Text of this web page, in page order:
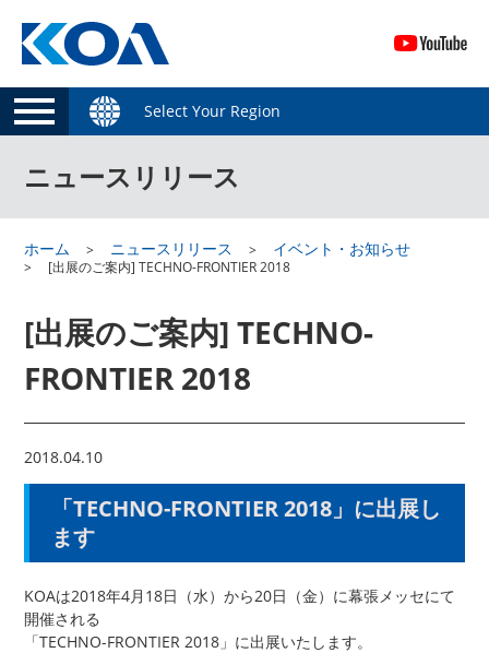
Select Your Region
ニュースリリース
ホーム ニュースリリース イベント・お知らせ
[出展のご案内] TECHNO-FRONTIER 2018
[出展のご案内] TECHNO-
FRONTIER 2018
2018.04.10
「TECHNO-FRONTIER 2018」に出展し
ます
KOAは2018年4月18日（水）から20日（金）に幕張メッセにて
開催される
「TECHNO-FRONTIER 2018」に出展いたします。